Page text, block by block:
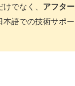
でなく、 アフター
語での技術サポー